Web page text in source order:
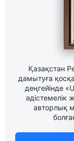
Қазақстан
дамытуға
деңгейінде
авторлық